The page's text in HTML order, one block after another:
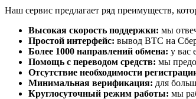
Наш сервис предлагает ряд преимуществ,
Высокая скорость поддержки: мы
Простой интерфейс: вывод BTC на
Более 1000 направлений обмена: у вас
Помощь с переводом средств: мы
Отсутствие необходимости
Минимальная верификация: для
Круглосуточный режим работы: мы